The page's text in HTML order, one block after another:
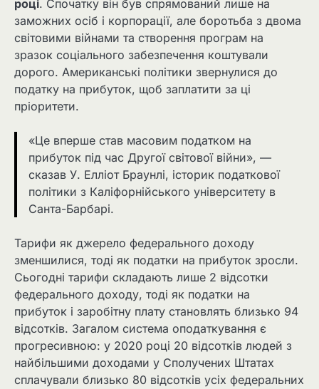
році. Спочатку він був спрямований лише на
заможних осіб і корпорації, але боротьба з двома
світовими війнами та створення програм на
зразок соціального забезпечення коштували
дорого. Американські політики звернулися до
податку на прибуток, щоб заплатити за ці
пріоритети.
«Це вперше став масовим податком на
прибуток під час Другої світової війни», —
сказав У. Елліот Браунлі, історик податкової
політики з Каліфорнійського університету в
Санта-Барбарі.
Тарифи як джерело федерального доходу
зменшилися, тоді як податки на прибуток зросли.
Сьогодні тарифи складають лише 2 відсотки
федерального доходу, тоді як податки на
прибуток і заробітну плату становлять близько 94
відсотків. Загалом система оподаткування є
прогресивною: у 2020 році 20 відсотків людей з
найбільшими доходами у Сполучених Штатах
сплачували близько 80 відсотків усіх федеральних